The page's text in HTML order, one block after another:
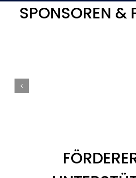
SPONSOREN &